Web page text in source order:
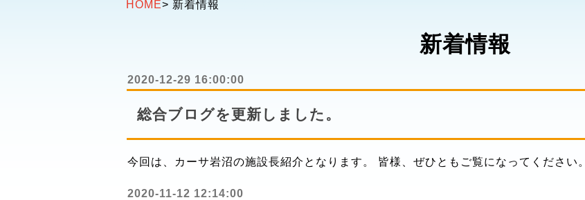
HOME> 新着情報
新着情報
2020-12-29 16:00:00
総合ブログを更新しました。
今回は、カーサ岩沼の施設長紹介となります。 皆様、ぜひともご覧になってください。
2020-11-12 12:14:00